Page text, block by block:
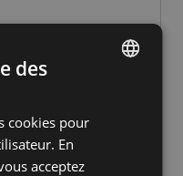
FRENCH
des
cookies pour
En
acceptez